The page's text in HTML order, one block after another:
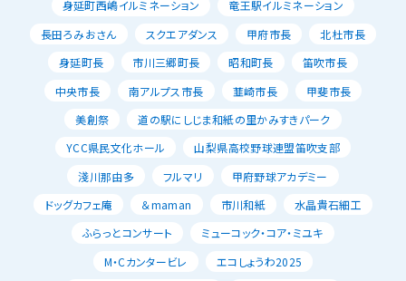
身延町西嶋イルミネーション
竜王駅イルミネーション
長田ろみおさん
スクエアダンス 甲府市長
北杜市長
身延町長
市川三郷町長 昭和町長
笛吹市長
中央市長
南アルプス市長 韮崎市長
甲斐市長
美創祭
道の駅にしじま和紙の里かみすきパーク
YCC県民文化ホール
山梨県高校野球連盟笛吹支部
淺川那由多
フルマリ
甲府野球アカデミー
ドッグカフェ庵
＆maman 市川和紙
水晶貴石細工
ふらっとコンサート
ミューコック・コア・ミユキ
M・Cカンタービレ
エコしょうわ2025